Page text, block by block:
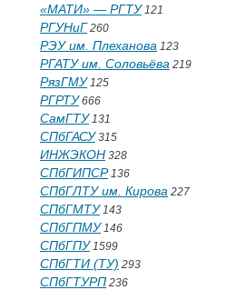
«МАТИ» — РГТУ121
РГУНиГ 260
РЭУ им. Плеханова 123
РГАТУ им. Соловьёва 219
РязГМУ125
РГРТУ666
СамГТУ131
СПбГАСУ315
ИНЖЭКОН 328
СПбГИПСР136
СПбГЛТУ им. Кирова 227
СПбГМТУ143
СПбГПМУ146
СПбГПУ1599
СПбГТИ (ТУ) 293
СПбГТУРП 236